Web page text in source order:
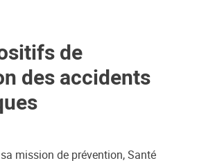
de
des accidents
mission de prévention, Santé